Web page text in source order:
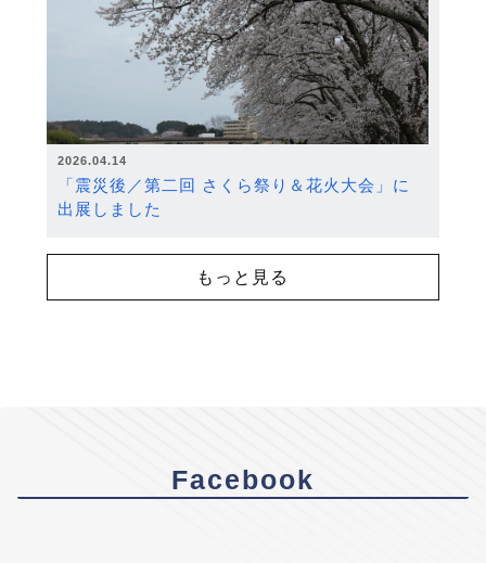
2026.04.14
「震災後／第二回 さくら祭り＆花火大会」に
出展しました
もっと見る
Facebook